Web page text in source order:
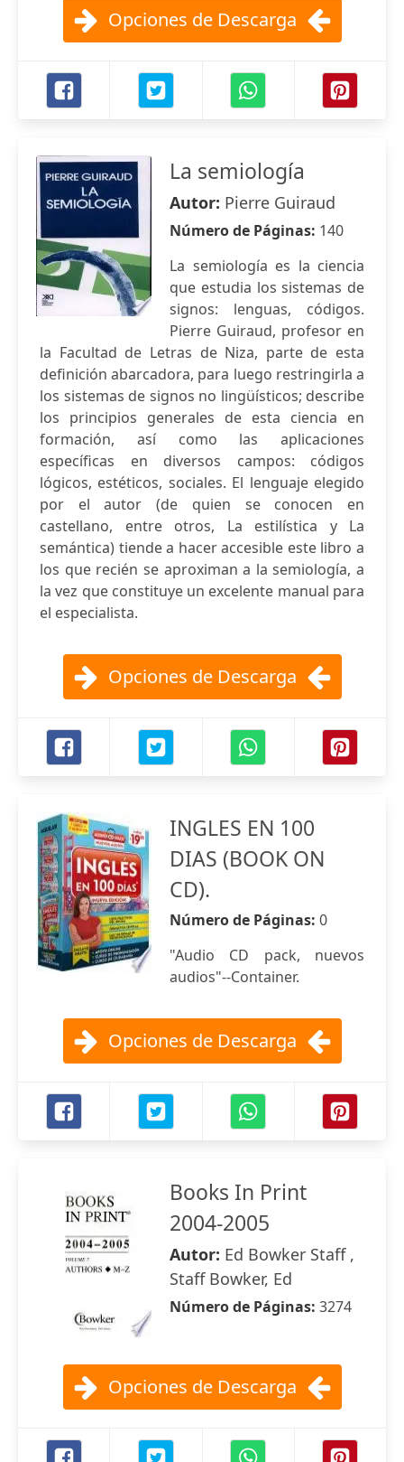
Opciones de Descarga
La semiología
Autor: Pierre Guiraud
Número de Páginas: 140
La semiología es la ciencia
que estudia los sistemas de
signos: lenguas, códigos.
Pierre Guiraud, profesor en
la Facultad de Letras de Niza, parte de esta
definición abarcadora, para luego restringirla a
los sistemas de signos no lingüísticos; describe
los principios generales de esta ciencia en
formación, así como las aplicaciones
específicas en diversos campos: códigos
lógicos, estéticos, sociales. El lenguaje elegido
por el autor (de quien se conocen en
castellano, entre otros, La estilística y La
semántica) tiende a hacer accesible este libro a
los que recién se aproximan a la semiología, a
la vez que constituye un excelente manual para
el especialista.
Opciones de Descarga
INGLES EN 100
DIAS (BOOK ON
CD).
Número de Páginas: 0
"Audio CD pack, nuevos
audios"--Container.
Opciones de Descarga
Books In Print
2004-2005
Autor: Ed Bowker Staff ,
Staff Bowker, Ed
Número de Páginas: 3274
Opciones de Descarga